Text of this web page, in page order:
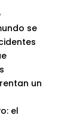
se
un
el